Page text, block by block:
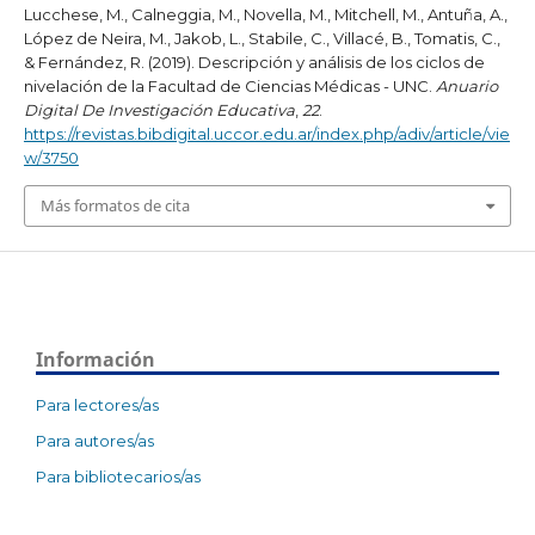
Lucchese, M., Calneggia, M., Novella, M., Mitchell, M., Antuña, A.,
López de Neira, M., Jakob, L., Stabile, C., Villacé, B., Tomatis, C.,
& Fernández, R. (2019). Descripción y análisis de los ciclos de
nivelación de la Facultad de Ciencias Médicas - UNC. Anuario
Digital De Investigación Educativa, 22.
https://revistas.bibdigital.uccor.edu.ar/index.php/adiv/article/vie
w/3750
Más formatos de cita
Información
Para lectores/as
Para autores/as
Para bibliotecarios/as